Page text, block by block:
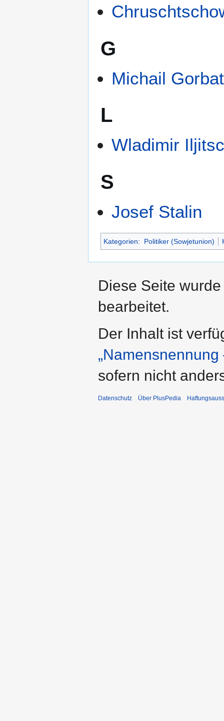
G
Michail
L
Wladimir
S
Josef Stalin
Kategorien: Politiker (Sowjetunion)
Diese Seite
bearbeitet.
Der Inhalt ist
sofern nicht
Datenschutz Über PlusPedia